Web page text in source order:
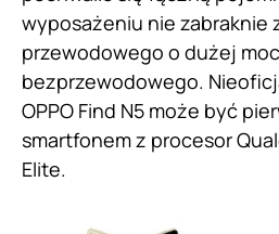
wyposażeniu nie zabraknie
przewodowego o dużej
bezprzewodowego.
OPPO Find N5 może być
smartfonem z procesor
Elite.